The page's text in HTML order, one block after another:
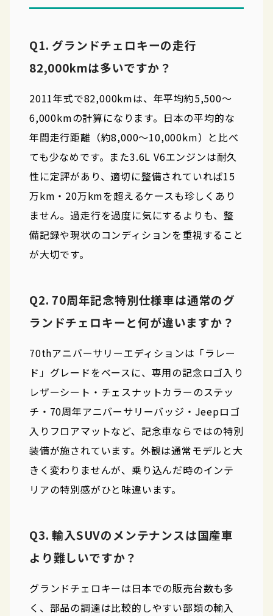
Q1. グランドチェロキーの走行
82,000kmは多いですか？
2011年式で82,000kmは、年平均約5,500〜
6,000kmの計算になります。日本の平均的な
年間走行距離（約8,000〜10,000km）と比べ
ても少なめです。また3.6L V6エンジンは耐久
性に定評があり、適切に整備されていれば15
万km・20万kmを超えるケースも珍しくあり
ません。過走行を過度に気にするよりも、整
備記録や現状のコンディションを重視すること
が大切です。
Q2. 70周年記念特別仕様車は通常のグ
ランドチェロキーと何が違いますか？
70thアニバーサリーエディションは「ラレー
ド」グレードをベースに、専用の記念ロゴ入り
レザーシート・チェスナットカラーのステッ
チ・70周年アニバーサリーバッジ・Jeepロゴ
入りフロアマットなど、記念車ならではの特別
装備が施されています。外観は通常モデルと大
きく変わりませんが、乗り込んだ時のインテ
リアの特別感がひと味違います。
Q3. 輸入SUVのメンテナンスは国産車
より難しいですか？
グランドチェロキーは日本での販売台数も多
く、部品の調達は比較的しやすい部類の輸入